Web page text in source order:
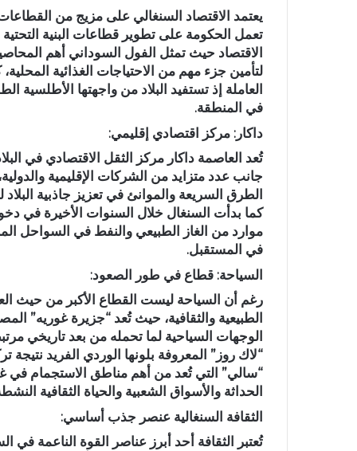
يعتمد الاقتصاد السنغالي على مزيج من
تعمل الحكومة على تطوير قطاعات البنية
الاقتصاد حيث تمثل الفول السوداني أهم
لتأمين جزء مهم من الاحتياجات الغذائية
العاملة إذ تستفيد البلاد من واجهتها الأطلسية
في المنطقة.
داكار: مركز اقتصادي إقليمي:
تُعد العاصمة داكار مركز الثقل الاقتصادي في
جانب عدد متزايد من الشركات الإقليمية
الطرق السريعة والموانئ في تعزيز جاذبية
كما بدأت السنغال خلال السنوات الأخيرة في
موارد من الغاز الطبيعي والنفط في السواحل
في المستقبل.
السياحة: قطاع في طور الصعود:
رغم أن السياحة ليست القطاع الأكبر من حيث
الطبيعية والثقافية، حيث تُعد “جزيرة غوريه”
الوجهات السياحية لما تحمله من بعد تاريخي
“لاك روز” المعروفة بلونها الوردي الفريد نتيجة
“سالي” التي تُعد من أهم مناطق الاستجمام في
الحداثة والأسواق الشعبية والحياة الثقافية
الثقافة السنغالية عنصر جذب أساسي:
تُعتبر الثقافة أحد أبرز عناصر القوة الناعمة